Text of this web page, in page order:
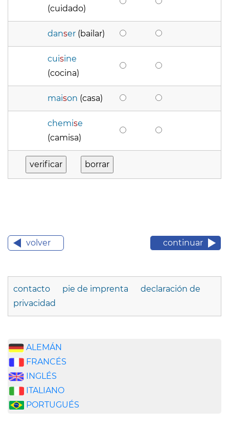
(cuidado)
danser (bailar)
cuisine
(cocina)
maison (casa)
chemise
(camisa)
volver continuar
contacto pie de imprenta
declaración de
privacidad
ALEMÁN
FRANCÉS
INGLÉS
ITALIANO
PORTUGUÉS